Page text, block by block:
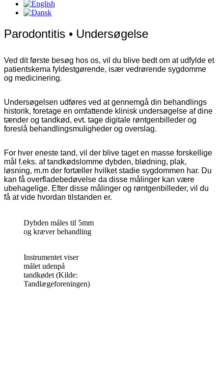
Parodontitis • Undersøgelse
Ved dit første besøg hos os, vil du blive bedt om at udfylde et
patientskema fyldestgørende, især vedrørende sygdomme
og medicinering.
Undersøgelsen udføres ved at gennemgå din behandlings
historik, foretage en omfattende klinisk undersøgelse af dine
tænder og tandkød, evt. tage digitale røntgenbilleder og
foreslå behandlingsmuligheder og overslag.
For hver eneste tand, vil der blive taget en masse forskellige
mål f.eks. af tandkødslomme dybden, blødning, plak,
løsning, m.m der fortæller hvilket stadie sygdommen har. Du
kan få overfladebedøvelse da disse målinger kan være
ubehagelige. Efter disse målinger og røntgenbilleder, vil du
få at vide hvordan tilstanden er.
Dybden måles til 5mm
og kræver behandling
Instrumentet viser
målet udenpå
tandkødet (Kilde:
Tandlægeforeningen)